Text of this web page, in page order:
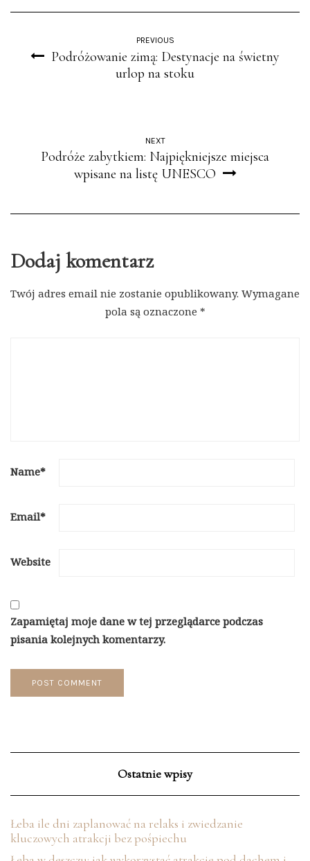
PREVIOUS
Podróżowanie zimą: Destynacje na świetny
urlop na stoku
NEXT
Podróże zabytkiem: Najpiękniejsze miejsca
wpisane na listę UNESCO
Dodaj komentarz
Twój adres email nie zostanie opublikowany. Wymagane
pola są oznaczone *
Name*
Email*
Website
Zapamiętaj moje dane w tej przeglądarce podczas
pisania kolejnych komentarzy.
Ostatnie wpisy
Łeba ile dni zaplanować na relaks i zwiedzanie
kluczowych atrakcji bez pośpiechu